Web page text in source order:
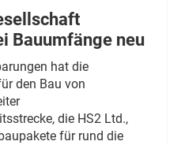
Bauumfänge neu
hat die
den Bau von
die HS2 Ltd.,
für rund die